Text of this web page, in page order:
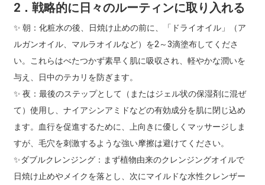
2．戦略的に日々のルーティンに取り入れる
✨ 朝：化粧水の後、日焼け止めの前に、「ドライオイル」（ア
ルガンオイル、マルラオイルなど）を2～3滴塗布してくださ
い。これらはべたつかず素早く肌に吸収され、軽やかな潤いを
与え、日中のテカリを防ぎます。
✨ 夜：最後のステップとして（またはジェル状の保湿剤に混ぜ
て）使用し、ナイアシンアミドなどの有効成分を肌に閉じ込め
ます。血行を促進するために、上向きに優しくマッサージしま
すが、毛穴を刺激するような強い摩擦は避けてください。
✨ダブルクレンジング：まず植物由来のクレンジングオイルで
日焼け止めやメイクを落とし、次にマイルドな水性クレンザー